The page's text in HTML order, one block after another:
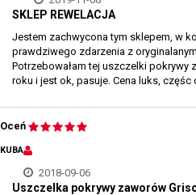
SKLEP REWELACJA
Jestem zachwycona tym sklepem, w
prawdziwego zdarzenia z
Potrzebowałam tej uszczelki pokrywy
roku i jest ok, pasuje. Cena luks, częśc
Oceń
KUBA
2018-09-06
Uszczelka pokrywy zaworów